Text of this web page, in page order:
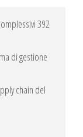
392
di gestione
chain del